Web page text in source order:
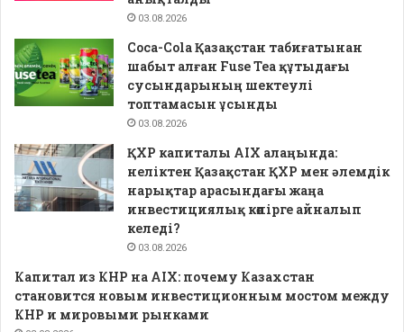
03.08.2026
Coca-Cola Қазақстан табиғатынан
шабыт алған Fuse Tea құтыдағы
сусындарының шектеулі
топтамасын ұсынды
03.08.2026
ҚХР капиталы AIX алаңында:
неліктен Қазақстан ҚХР мен әлемдік
нарықтар арасындағы жаңа
инвестициялық көпірге айналып
келеді?
03.08.2026
Капитал из КНР на AIX: почему Казахстан
становится новым инвестиционным мостом между
КНР и мировыми рынками